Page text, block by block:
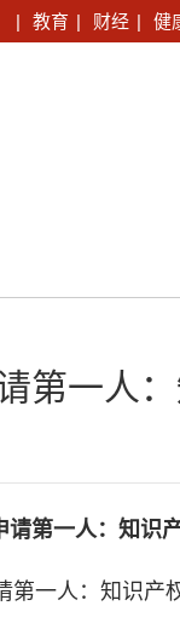
| 教育 | 财经 | 健
第一人
第一人：知识
一人：知识产